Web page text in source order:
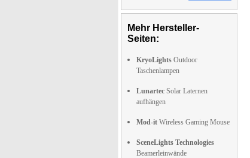
Mehr Hersteller-
Seiten:
KryoLights Outdoor
Taschenlampen
Lunartec Solar Laternen
aufhängen
Mod-it Wireless Gaming Mouse
SceneLights Technologies
Beamerleinwände